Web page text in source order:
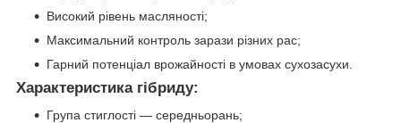
Високий рівень масляності;
Максимальний контроль зарази різних рас;
Гарний потенціал врожайності в умовах сухозасухи.
Характеристика гібриду:
Група стиглості — середньорань;